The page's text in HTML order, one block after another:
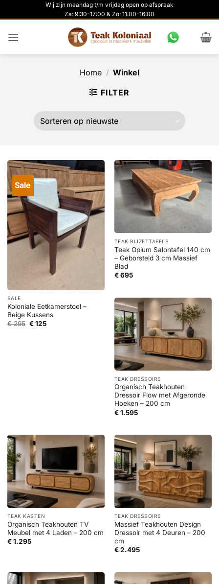
naar
Wij zijn maandag t/m vrijdag open op afspraak
Za: 9:30-17:00 & Zo: 11:00-16:00
Home / Winkel
FILTER
Sale
SALE
Koloniale Eetkamerstoel –
Beige Kussens
€295 Oorspronkelijke
€125Huidige
TEAK BIJZETTAFELS
Teak Opium Salontafel 140 cm
– Geborsteld 3 cm Massief
Blad
€695
TEAK DRESSOIRS
Organisch Teakhouten
Dressoir Flow met Afgeronde
Hoeken – 200 cm
€1.595
TEAK KASTEN
Organisch Teakhouten TV
Meubel met 4 Laden – 200 cm
€1.295
TEAK DRESSOIRS
Massief Teakhouten Design
Dressoir met 4 Deuren – 200
cm
€2.495